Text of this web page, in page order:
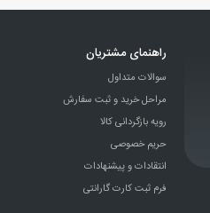
راهنمای مشتریان
سوالات متداول
مراحل خرید و ثبت سفارش
رویه بازگردانی کالا
حریم خصوصی
انتقادات و پيشنهادات
فرم ثبت کارت گارانتی